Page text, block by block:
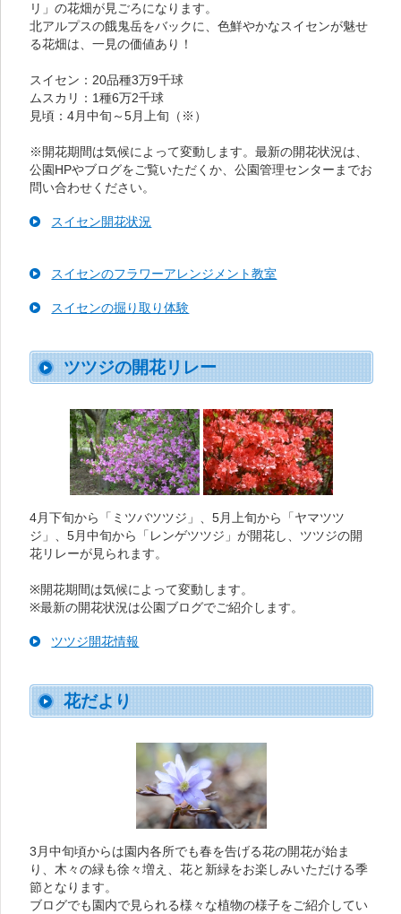
リ」の花畑が見ごろになります。
北アルプスの餓鬼岳をバックに、色鮮やかなスイセンが魅せ
る花畑は、一見の価値あり！
スイセン：20品種3万9千球
ムスカリ：1種6万2千球
見頃：4月中旬～5月上旬（※）
※開花期間は気候によって変動します。最新の開花状況は、
公園HPやブログをご覧いただくか、公園管理センターまでお
問い合わせください。
スイセン開花状況
スイセンのフラワーアレンジメント教室
スイセンの掘り取り体験
ツツジの開花リレー
4月下旬から「ミツバツツジ」、5月上旬から「ヤマツツ
ジ」、5月中旬から「レンゲツツジ」が開花し、ツツジの開
花リレーが見られます。
※開花期間は気候によって変動します。
※最新の開花状況は公園ブログでご紹介します。
ツツジ開花情報
花だより
3月中旬頃からは園内各所でも春を告げる花の開花が始ま
り、木々の緑も徐々増え、花と新緑をお楽しみいただける季
節となります。
ブログでも園内で見られる様々な植物の様子をご紹介してい